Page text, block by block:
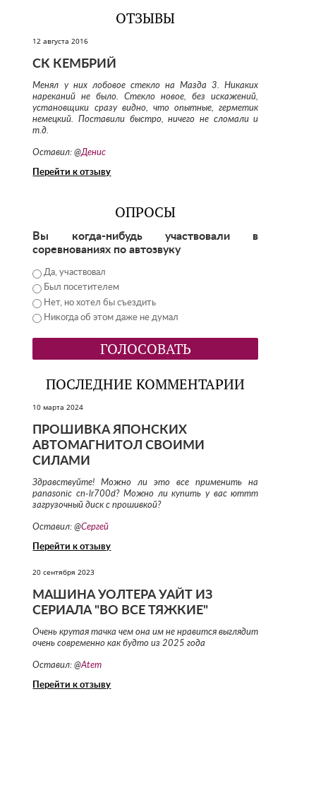
ОТЗЫВЫ
12 августа 2016
СК КЕМБРИЙ
Менял у них лобовое стекло на Мазда 3. Никаких
нареканий не было. Стекло новое, без искажений,
установщики сразу видно, что опытные, герметик
немецкий. Поставили быстро, ничего не сломали и
т.д.
Оставил: @Денис
Перейти к отзыву
ОПРОСЫ
Вы когда-нибудь участвовали в
соревнованиях по автозвуку
Да, участвовал
Был посетителем
Нет, но хотел бы съездить
Никогда об этом даже не думал
ПОСЛЕДНИЕ КОММЕНТАРИИ
10 марта 2024
ПРОШИВКА ЯПОНСКИХ
АВТОМАГНИТОЛ СВОИМИ
СИЛАМИ
Здравствуйте! Можно ли это все применить на
panasonic cn-lr700d? Можно ли купить у вас юттт
загрузочный диск с прошивкой?
Оставил: @Сергей
Перейти к отзыву
20 сентября 2023
МАШИНА УОЛТЕРА УАЙТ ИЗ
СЕРИАЛА "ВО ВСЕ ТЯЖКИЕ"
Очень крутая тачка чем она им не нравится выглядит
очень современно как будто из 2025 года
Оставил: @Atem
Перейти к отзыву